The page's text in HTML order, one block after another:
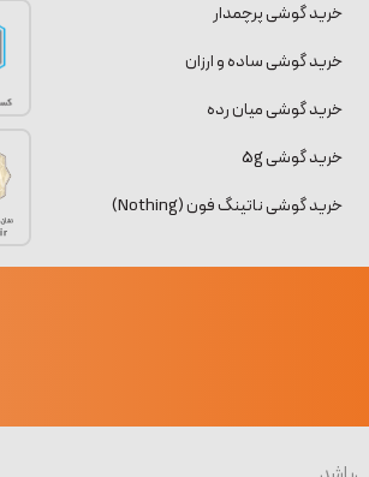
خرید گوشی پرچمدار
خرید گوشی ساده و ارزان
خرید گوشی میان رده
خرید گوشی 5g
خرید گوشی ناتینگ فون (Nothing)